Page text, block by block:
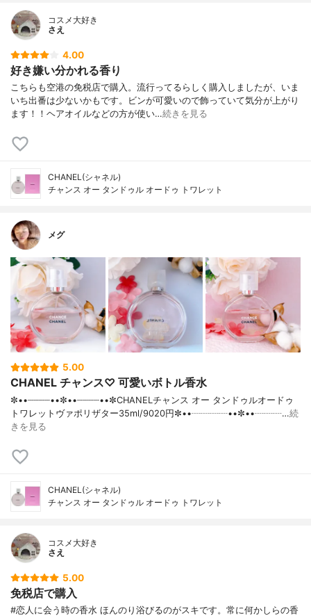
コスメ大好き
さえ
4.00
好き嫌い分かれる香り
こちらも空港の免税店で購入。流行ってるらしく購入しましたが、いま
いち出番は少ないかもです。ビンが可愛いので飾っていて気分が上がり
ます！！ヘアオイルなどの方が使い…続きを見る
CHANEL(シャネル)
チャンス オー タンドゥル オードゥ トワレット
メグ
5.00
CHANEL チャンス♡ 可愛いボトル香水
✼••┈┈┈┈••✼••┈┈┈┈••✼CHANELチャンス オー タンドゥルオードゥ
トワレットヴァポリザター35ml/9020円✼••┈┈┈┈••✼••┈┈┈…続
きを見る
CHANEL(シャネル)
チャンス オー タンドゥル オードゥ トワレット
コスメ大好き
さえ
5.00
免税店で購入
#恋人に会う時の香水 ほんのり浴びるのがスキです。常に何かしらの香